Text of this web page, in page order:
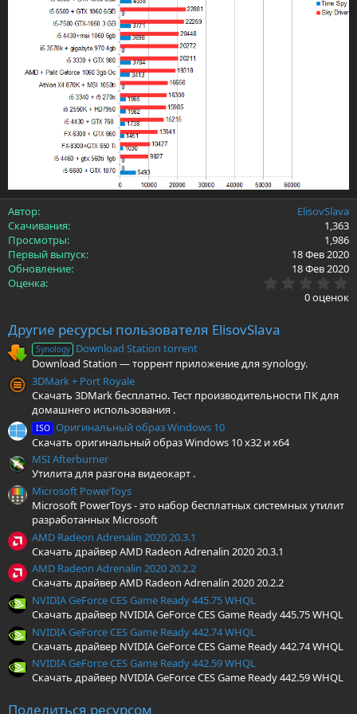
Автор
ElisovSlava
Скачивания
1,363
Просмотры
1,986
Первый выпуск
18 Фев 2020
Обновление
18 Фев 2020
Оценка
.
0
0 оценок
Другие ресурсы пользователя ElisovSlava
Synology Download Station torrent
Download Station — торрент приложение для synology.
3DMark + Port Royale
Скачать 3DMark бесплатно. Тест производительности ПК для
домашнего использования .
ISO Оригинальный образ Windows 10
Скачать оригинальный образ Windows 10 x32 и x64
MSI Afterburner
Утилита для разгона видеокарт .
Microsoft PowerToys
Microsoft PowerToys - это набор бесплатных системных утилит
разработанных Microsoft
AMD Radeon Adrenalin 2020 20.3.1
Скачать драйвер AMD Radeon Adrenalin 2020 20.3.1
AMD Radeon Adrenalin 2020 20.2.2
Скачать драйвер AMD Radeon Adrenalin 2020 20.2.2
NVIDIA GeForce CES Game Ready 445.75 WHQL
Скачать драйвер NVIDIA GeForce CES Game Ready 445.75 WHQL
NVIDIA GeForce CES Game Ready 442.74 WHQL
Скачать драйвер NVIDIA GeForce CES Game Ready 442.74 WHQL
NVIDIA GeForce CES Game Ready 442.59 WHQL
Скачать драйвер NVIDIA GeForce CES Game Ready 442.59 WHQL
Поделиться ресурсом